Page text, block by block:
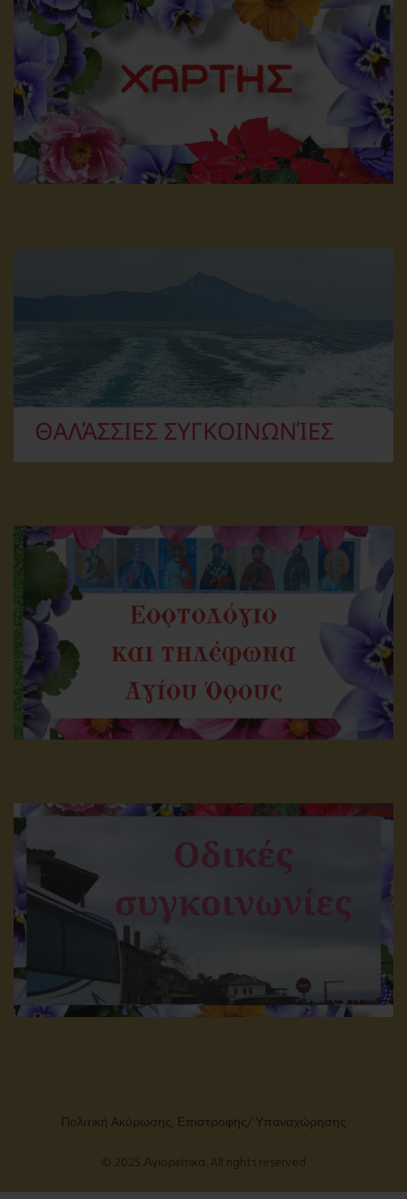
Πολιτική Ακύρωσης, Επιστροφής/ Υπαναχώρησης
© 2025 Αγιορείτικα. All rights reserved